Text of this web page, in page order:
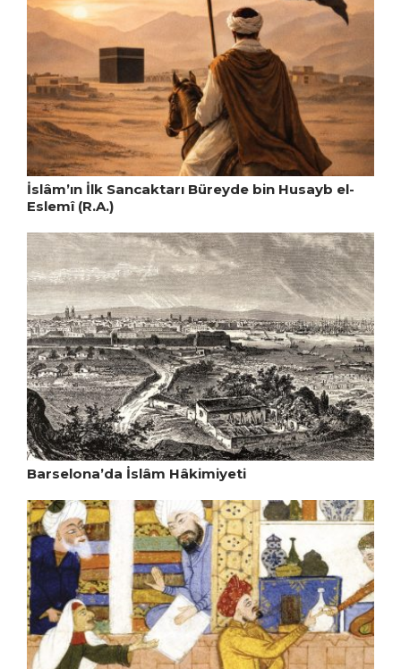
İslâm’ın İlk Sancaktarı Büreyde bin Husayb el-
Eslemî (R.A.)
Barselona’da İslâm Hâkimiyeti